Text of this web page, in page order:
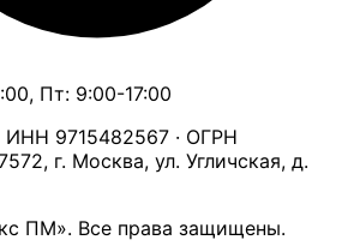
Пт: 9:00-17:00
9715482567 · ОГРН
г. Москва, ул. Угличская, д.
ПМ». Все права защищены.